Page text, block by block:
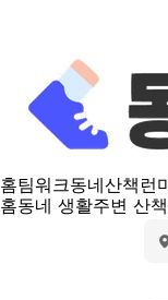
홈팀워크동네산책 런
홈동네 생활주변 산책